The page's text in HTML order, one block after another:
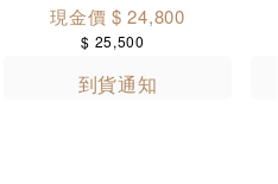
現金價 $ 24,800
$ 25,500
到貨通知